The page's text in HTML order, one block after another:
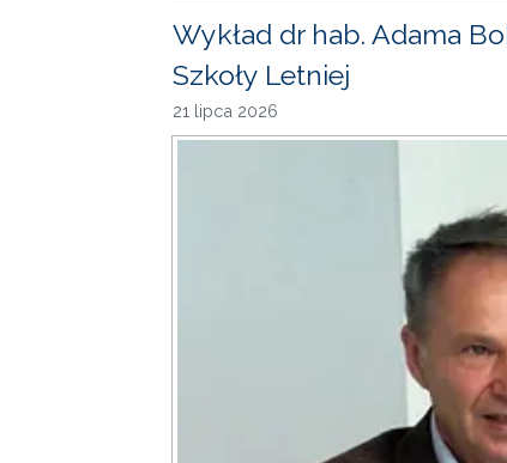
Wykład dr hab. Adama
Szkoły Letniej
21 lipca 2026